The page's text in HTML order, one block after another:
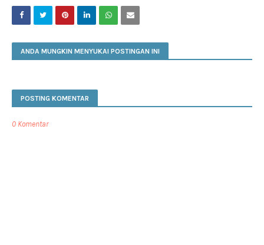
ANDA MUNGKIN MENYUKAI POSTINGAN INI
POSTING KOMENTAR
0 Komentar